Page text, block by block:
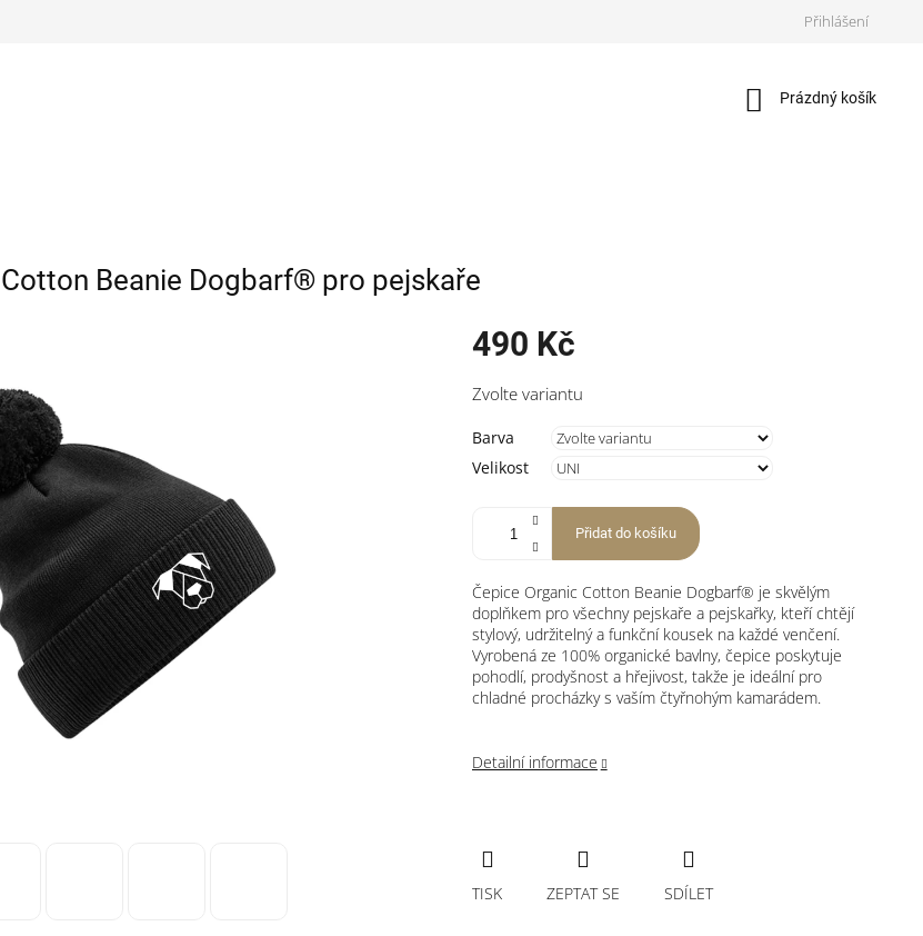
Přihlášení
Nákupní
Prázdný košík
Beanie Dogbarf® pro pejskaře
490 Kč
cena:
Zvolte variantu
Barva
Velikost
Přidat do košíku
Čepice Organic Cotton Beanie Dogbarf® je skvělým
doplňkem pro všechny pejskaře a pejskařky, kteří chtějí
stylový, udržitelný a funkční kousek na každé venčení.
Vyrobená ze 100% organické bavlny, čepice poskytuje
pohodlí, prodyšnost a hřejivost, takže je ideální pro
chladné procházky s vaším čtyřnohým kamarádem.
Detailní informace
TISK ZEPTAT SE SDÍLET